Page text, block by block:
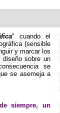
" cuando el
(sensible
y marcar los
sobre un
se
se asemeja a
siempre, un